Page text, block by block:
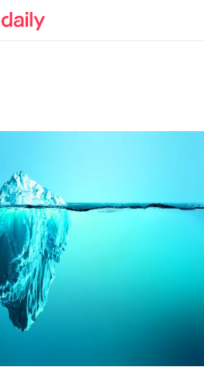
Blog ufficiale di Kaspersky